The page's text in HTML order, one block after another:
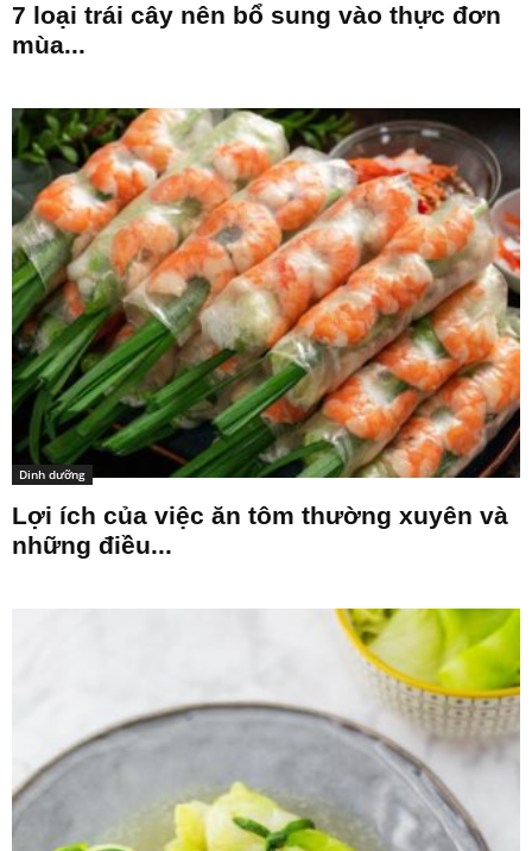
7 loại trái cây nên bổ sung vào thực đơn
mùa...
Dinh dưỡng
Lợi ích của việc ăn tôm thường xuyên và
những điều...